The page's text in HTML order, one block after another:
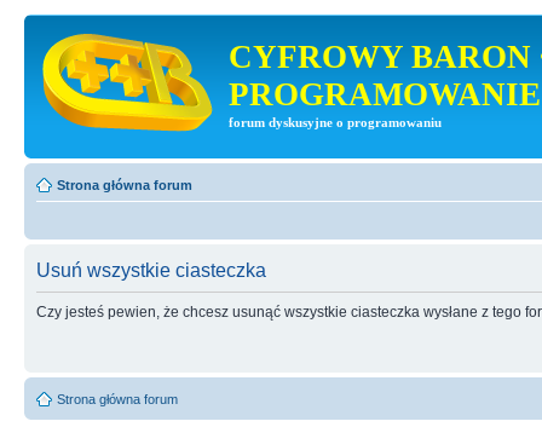
CYFROWY BARON
PROGRAMOWANIE
forum dyskusyjne o programowaniu
Strona główna forum
Usuń wszystkie ciasteczka
Czy jesteś pewien, że chcesz usunąć wszystkie ciasteczka wysłane z tego
Strona główna forum